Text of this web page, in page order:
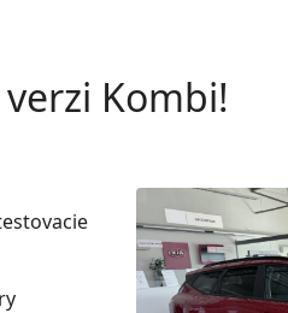
Kombi!